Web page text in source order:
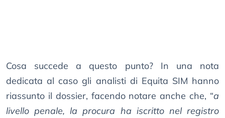
Cosa succede a questo punto? In una nota
dedicata al caso gli analisti di Equita SIM hanno
riassunto il dossier, facendo notare anche che, “a
livello penale, la procura ha iscritto nel registro